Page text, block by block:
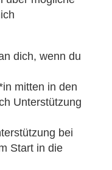
dich, wenn du
mitten in den
Unterstützung
bei
Start in die